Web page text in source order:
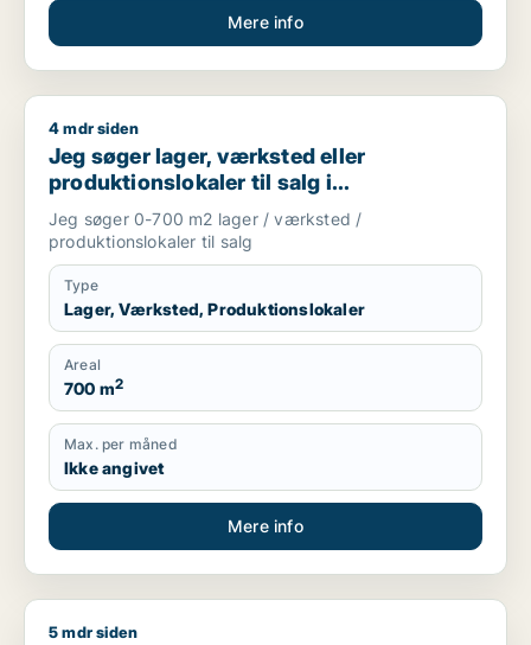
Mere info
Jeg søger lager, værksted eller produktionslokaler til salg i
4 mdr siden
Jeg søger lager, værksted eller
produktionslokaler til salg i
Storkøbenhavn
Jeg søger 0-700 m2 lager / værksted /
produktionslokaler til salg
Type
Lager, Værksted, Produktionslokaler
Areal
700 m2
Max. per måned
Ikke angivet
Mere info
Christian søger kontor, lager, værksted,
5 mdr siden